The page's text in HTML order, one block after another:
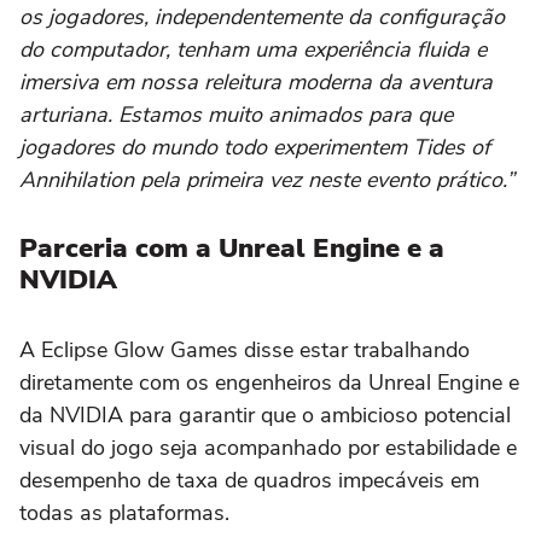
os jogadores, independentemente da configuração
do computador, tenham uma experiência fluida e
imersiva em nossa releitura moderna da aventura
arturiana. Estamos muito animados para que
jogadores do mundo todo experimentem Tides of
Annihilation pela primeira vez neste evento prático.”
Parceria com a Unreal Engine e a
NVIDIA
A Eclipse Glow Games disse estar trabalhando
diretamente com os engenheiros da Unreal Engine e
da NVIDIA para garantir que o ambicioso potencial
visual do jogo seja acompanhado por estabilidade e
desempenho de taxa de quadros impecáveis em
todas as plataformas.